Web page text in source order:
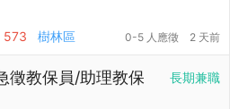
573 樹林區 0-5 人應徵 2 天前
長期兼職
徵教保員/助理教保